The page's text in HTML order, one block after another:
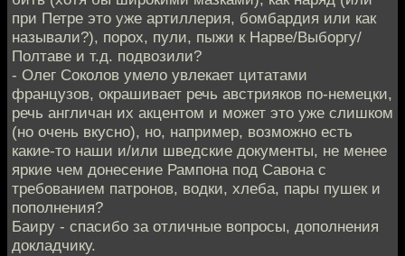
при Петре это уже артиллерия, бомбардия или как
называли?), порох, пули, пыжи к Нарве/Выборгу/
Полтаве и т.д. подвозили?
- Олег Соколов умело увлекает цитатами
французов, окрашивает речь австрияков по-немецки,
речь англичан их акцентом и может это уже слишком
(но очень вкусно), но, например, возможно есть
какие-то наши и/или шведские документы, не менее
яркие чем донесение Рампона под Савона с
требованием патронов, водки, хлеба, пары пушек и
пополнения?
Баиру - спасибо за отличные вопросы, дополнения
докладчику.